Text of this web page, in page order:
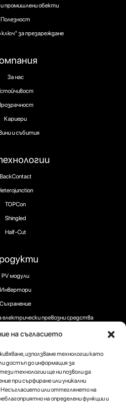
на съгласието
използваме технологии като
достъп до информация за
технологии ще ни позволи да
при сърфиране или уникални
или оттеглянето на
на определени функции и
PV модули
Инвертори
Съхранение
превозни средства
BackContact
TOPCon
Shingled
Half-Cut
За нас
Кариери
и събития
и промишлени обекти
Полезност
за презареждане
ни: